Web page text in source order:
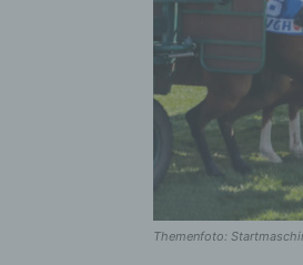
Themenfoto: